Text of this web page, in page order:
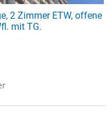
2 Zimmer ETW, offene
mit TG.